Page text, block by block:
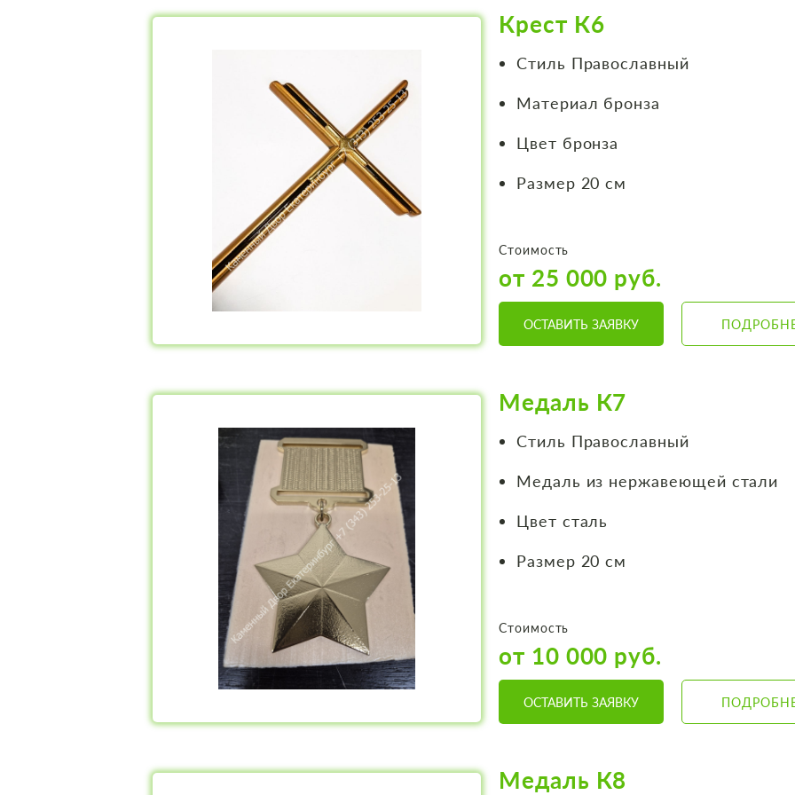
Крест К6
Стиль Православный
Материал бронза
Цвет бронза
Размер 20 см
Стоимость
от 25 000 руб.
ОСТАВИТЬ ЗАЯВКУ
Медаль К7
Стиль Православный
Медаль из нержавеющей стали
Цвет сталь
Размер 20 см
Стоимость
от 10 000 руб.
ОСТАВИТЬ ЗАЯВКУ
Медаль К8